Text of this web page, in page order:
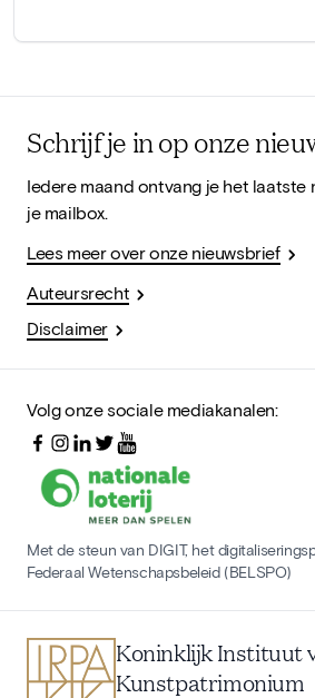
Schrijf je in op onze
Iedere maand ontvang je het laatste
je mailbox.
Lees meer over onze nieuwsbrief
Auteursrecht
Disclaimer
Volg onze sociale mediakanalen:
Met de steun van DIGIT, het
Federaal Wetenschapsbeleid (BELSPO)
Koninklijk Instituut
Kunstpatrimonium